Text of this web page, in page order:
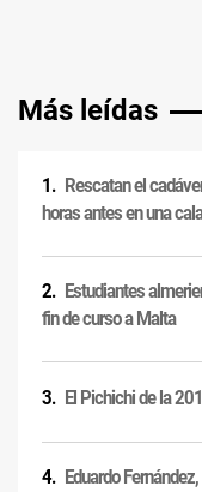
Más leídas
Rescatan el
horas antes en una
Estudiantes
fin de curso a Malta
El Pichichi de la
Eduardo